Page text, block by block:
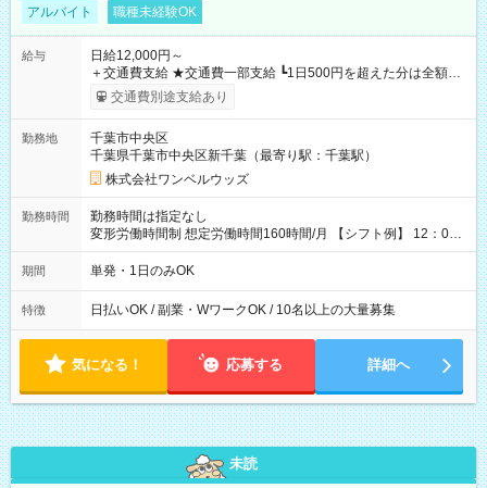
アルバイト 職種未経験OK
給与
日給12,000円～
＋交通費支給 ★交通費一部支給 ┗1日500円を超えた分は全額支
給！ ※往復500円以内の方は自己負担となります ★日払いOK！
（規定あり） ┗働いたその日に現金GET♪ お仕事後はコンビニ
なし
交通費別途支給あり
勤務地
千葉市中央区
千葉県千葉市中央区新千葉（最寄り駅：千葉駅）
株式会社ワンベルウッズ
勤務時間
勤務時間は指定なし
変形労働時間制 想定労働時間160時間/月 【シフト例】 12：00
～22：00
期間 単発・1日のみOK
特徴 日払いOK / 副業・WワークOK / 10名以上の大量募集
気になる！ 応募する 詳細へ
未読